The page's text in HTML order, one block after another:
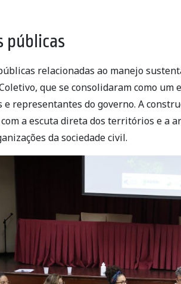
públicas
relacionadas ao manejo
que se consolidaram como um
e representantes do governo. A
a escuta direta dos territórios e a
da sociedade civil.